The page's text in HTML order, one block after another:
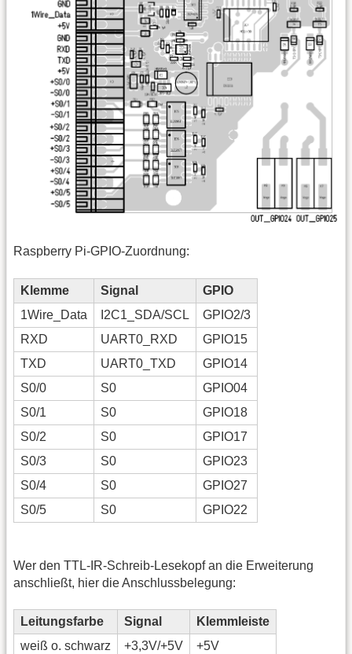
Raspberry Pi-GPIO-Zuordnung:
Klemme Signal
GPIO
1Wire_Data
I2C1_SDA/SCL
GPIO2/3
RXD
UART0_RXD
GPIO15
TXD
UART0_TXD
GPIO14
S0/0
S0
GPIO04
S0/1
S0
GPIO18
S0/2
S0
GPIO17
S0/3
S0
GPIO23
S0/4
S0
GPIO27
S0/5
S0 GPIO22
Wer den TTL-IR-Schreib-Lesekopf an die Erweiterung
anschließt, hier die Anschlussbelegung:
Leitungsfarbe Signal
Klemmleiste
weiß o. schwarz
+3,3V/+5V
+5V